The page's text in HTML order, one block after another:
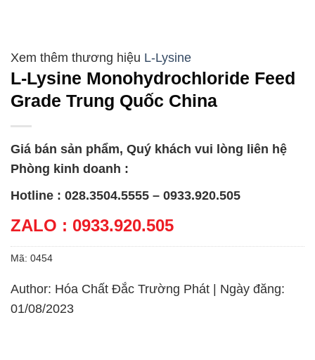
L-Lysine
L-Lysine Monohydrochloride Feed
Grade Trung Quốc China
Giá bán sản phẩm, Quý khách vui lòng liên hệ
Phòng kinh doanh :
Hotline : 028.3504.5555 – 0933.920.505
ZALO : 0933.920.505
Mã: 0454
Author: Hóa Chất Đắc Trường Phát | Ngày đăng:
01/08/2023